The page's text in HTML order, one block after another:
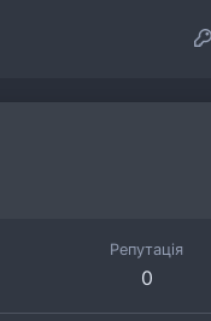
Репутація
0